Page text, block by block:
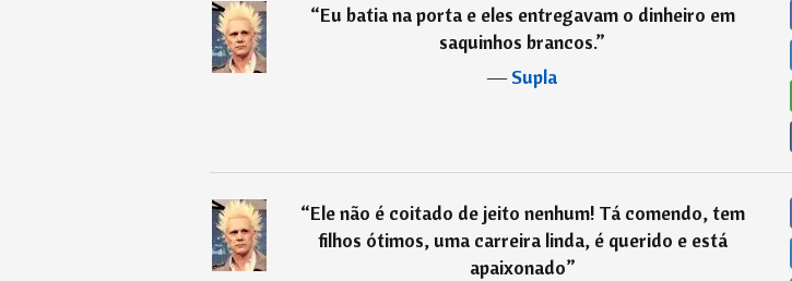
“Eu batia na porta e eles entregavam o dinheiro em
saquinhos brancos.”
―Supla
“Ele não é coitado de jeito nenhum! Tá comendo, tem
filhos ótimos, uma carreira linda, é querido e está
apaixonado”